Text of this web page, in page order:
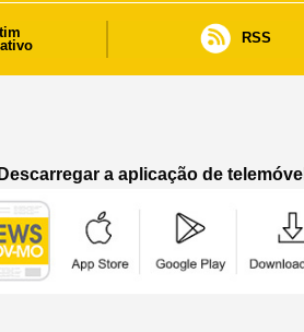
RSS
Descarregar a aplicação de telemóvel